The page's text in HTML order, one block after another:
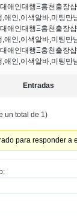
애인대행Ξ홍천출장
애인,이색알바,미팅만
애인대행Ξ홍천출장
애인,이색알바,미팅만
애인대행Ξ홍천출장
애인,이색알바,미팅만
Entradas
un total de 1)
para responder a